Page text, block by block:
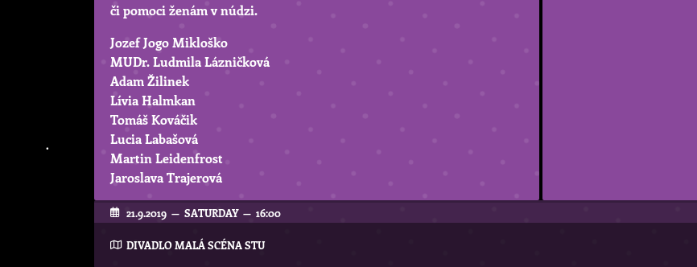
či pomoci ženám v núdzi.
Jozef Jogo Mikloško
MUDr. Ludmila Lázničková
Adam Žilinek
Lívia Halmkan
Tomáš Kováčik
Lucia Labašová
Martin Leidenfrost
Jaroslava Trajerová
21.9.2019 — SATURDAY — 16:00
DIVADLO MALÁ SCÉNA STU